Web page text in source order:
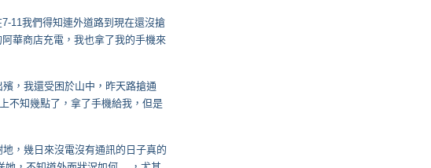
11我們得知連外道路到現在還沒搶
華商店充電，我也拿了我的手機來
，我還受困於山中，昨天路搶通
不知幾點了，拿了手機給我，但是
，幾日來沒電沒有通訊的日子真的